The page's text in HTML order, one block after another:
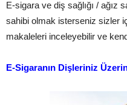
E-sigara ve diş sağlığı / ağız
sahibi olmak isterseniz sizler
makaleleri inceleyebilir ve
E-Sigaranın Dişleriniz